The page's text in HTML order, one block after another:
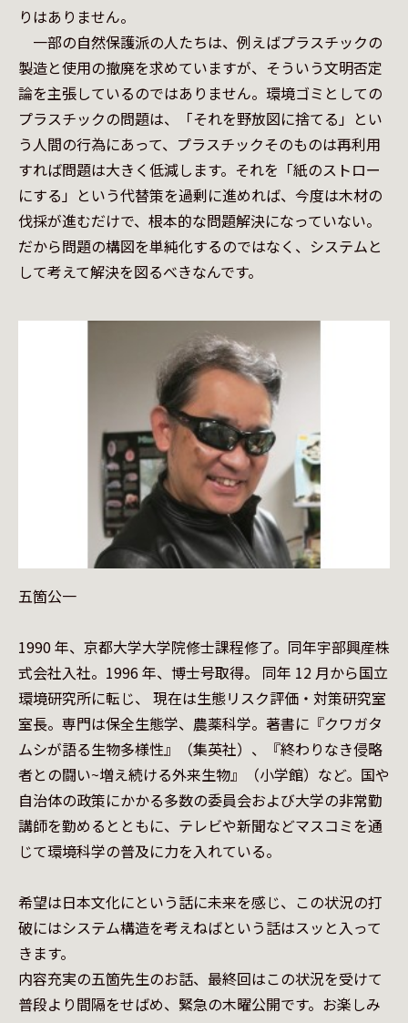
りはありません。
一部の自然保護派の人たちは、例えばプラスチックの
製造と使用の撤廃を求めていますが、そういう文明否定
論を主張しているのではありません。環境ゴミとしての
プラスチックの問題は、「それを野放図に捨てる」とい
う人間の行為にあって、プラスチックそのものは再利用
すれば問題は大きく低減します。それを「紙のストロー
にする」という代替策を過剰に進めれば、今度は木材の
伐採が進むだけで、根本的な問題解決になっていない。
だから問題の構図を単純化するのではなく、システムと
して考えて解決を図るべきなんです。
五箇公一
1990 年、京都大学大学院修士課程修了。同年宇部興産株
式会社入社。1996 年、博士号取得。 同年 12 月から国立
環境研究所に転じ、 現在は生態リスク評価・対策研究室
室長。専門は保全生態学、農薬科学。著書に『クワガタ
ムシが語る生物多様性』（集英社）、『終わりなき侵略
者との闘い~増え続ける外来生物』（小学館）など。国や
自治体の政策にかかる多数の委員会および大学の非常勤
講師を勤めるとともに、テレビや新聞などマスコミを通
じて環境科学の普及に力を入れている。
希望は日本文化にという話に未来を感じ、この状況の打
破にはシステム構造を考えねばという話はスッと入って
きます。
内容充実の五箇先生のお話、最終回はこの状況を受けて
普段より間隔をせばめ、緊急の木曜公開です。お楽しみ